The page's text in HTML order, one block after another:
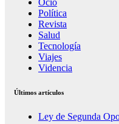
Política
Revista
Salud
Tecnología
Viajes
Videncia
Últimos artículos
Ley de Segunda